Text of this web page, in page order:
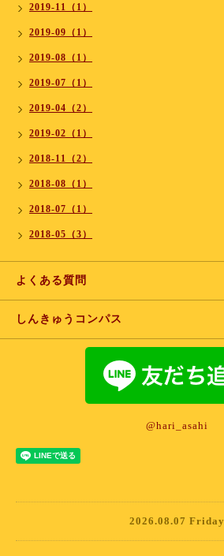
2019-11（1）
2019-09（1）
2019-08（1）
2019-07（1）
2019-04（2）
2019-02（1）
2018-11（2）
2018-08（1）
2018-07（1）
2018-05（3）
よくある質問
しんきゅうコンパス
@hari_asahi
2026.08.07 Friday